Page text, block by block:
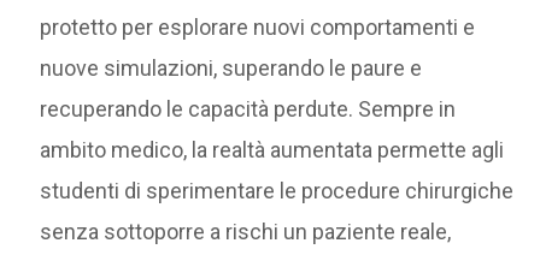
protetto per esplorare nuovi comportamenti e
nuove simulazioni, superando le paure e
recuperando le capacità perdute. Sempre in
ambito medico, la realtà aumentata permette agli
studenti di sperimentare le procedure chirurgiche
senza sottoporre a rischi un paziente reale,